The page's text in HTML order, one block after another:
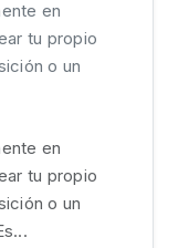
en
tu propio
o un
en
tu propio
o un